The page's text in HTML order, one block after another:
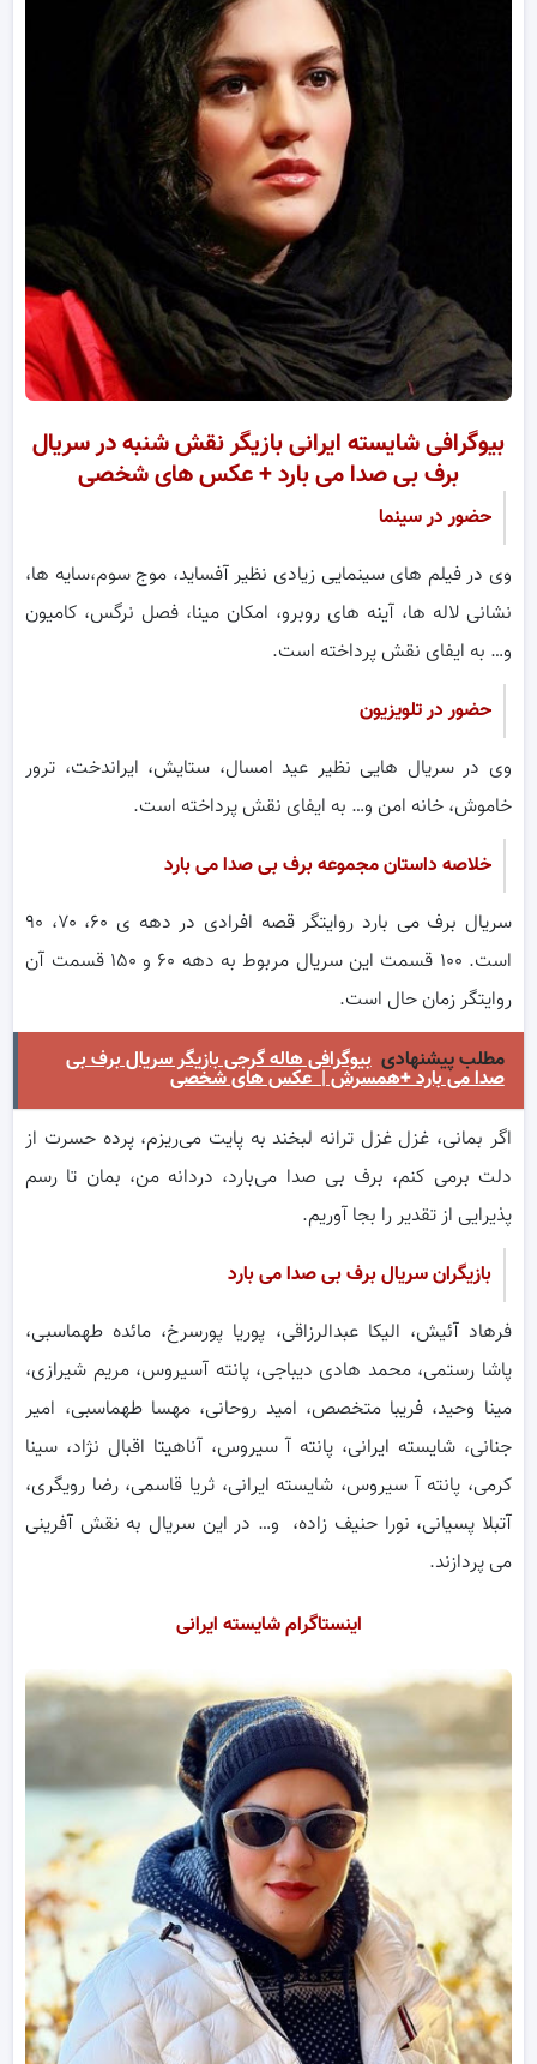
بیوگرافی شایسته ایرانی بازیگر نقش شنبه در سریال
برف بی صدا می بارد + عکس های شخصی
حضور در سینما
وی در فیلم های سینمایی زیادی نظیر آفساید، موج سوم،سایه ها،
نشانی لاله ها، آینه های روبرو، امکان مینا، فصل نرگس، کامیون
و… به ایفای نقش پرداخته است.
حضور در تلویزیون
وی در سریال هایی نظیر عید امسال، ستایش، ایراندخت، ترور
خاموش، خانه امن و… به ایفای نقش پرداخته است.
خلاصه داستان مجموعه برف بی صدا می بارد
سریال برف می بارد روایتگر قصه افرادی در دهه ی ۶۰، ۷۰، ۹۰
است. ۱۰۰ قسمت این سریال مربوط به دهه ۶۰ و ۱۵۰ قسمت آن
روایتگر زمان حال است.
مطلب پیشنهادی بیوگرافی هاله گرجی بازیگر سریال برف بی
صدا می بارد +همسرش | عکس های شخصی
اگر بمانی، غزل غزل ترانه لبخند به پایت می‌ریزم، پرده حسرت از
دلت برمی کنم، برف بی صدا می‌بارد، دردانه من، بمان تا رسم
پذیرایی از تقدیر را بجا آوریم.
بازیگران سریال برف بی صدا می بارد
فرهاد آئیش، الیکا عبدالرزاقی، پوریا پورسرخ، مائده طهماسبی،
پاشا رستمی، محمد هادی دیباجی، پانته آسیروس، مریم شیرازی،
مینا وحید، فریبا متخصص، امید روحانی، مهسا طهماسبی، امیر
جنانی، شایسته ایرانی، پانته آ سیروس، آناهیتا اقبال نژاد، سینا
کرمی، پانته آ سیروس، شایسته ایرانی، ثریا قاسمی، رضا رویگری،
آتبلا پسیانی، نورا حنیف زاده، و… در این سریال به نقش آفرینی
می پردازند.
اینستاگرام شایسته ایرانی